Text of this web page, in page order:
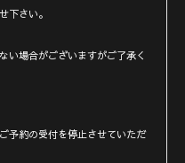
下さい。
い場合がございますがご了承く
予約の受付を停止させていただ